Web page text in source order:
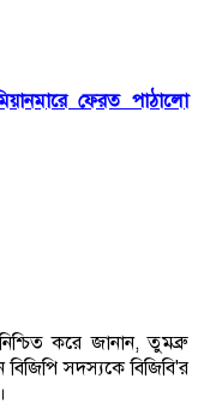
ফেরত পাঠালো
করে জানান, তুমব্রু
সদস্যকে বিজিবি'র